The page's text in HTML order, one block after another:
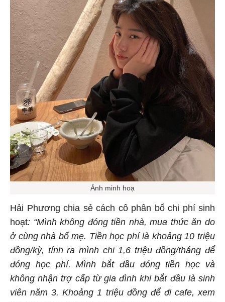
Ảnh minh hoạ
Hải Phương chia sẻ cách cô phân bổ chi phí sinh
hoạt: “Mình không đóng tiền nhà, mua thức ăn do
ở cùng nhà bố mẹ. Tiền học phí là khoảng 10 triệu
đồng/kỳ, tính ra mình chi 1,6 triệu đồng/tháng để
đóng học phí. Mình bắt đầu đóng tiền học và
không nhận trợ cấp từ gia đình khi bắt đầu là sinh
viên năm 3. Khoảng 1 triệu đồng để đi cafe, xem